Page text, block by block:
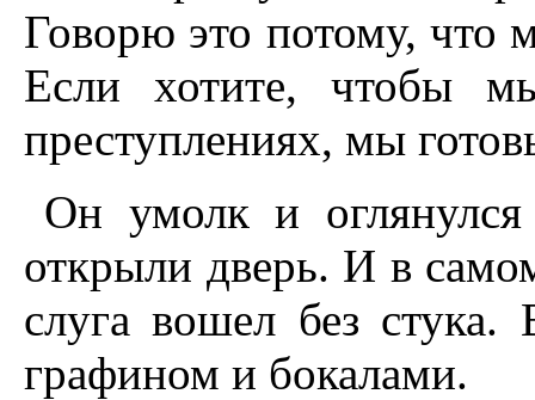
Говорю это потому, что
Если хотите, чтобы
преступлениях, мы
Он умолк и
открыли дверь. И в
слуга вошел без
графином и бокалами.